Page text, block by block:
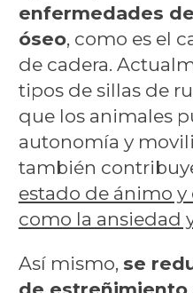
enfermedades
óseo, como es el
de cadera.
tipos de sillas de
que los animales
autonomía y
también
estado de ánimo
como la ansiedad
Así mismo, se